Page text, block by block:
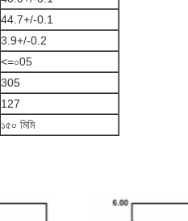
44.7+/-0.1
3.9+/-0.2
<=০05
305
127
১৫০ মিমি